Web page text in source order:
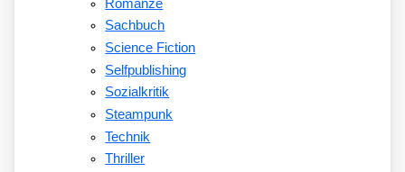
Romanze
Sachbuch
Science Fiction
Selfpublishing
Sozialkritik
Steampunk
Technik
Thriller